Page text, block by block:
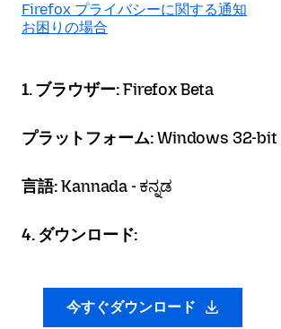
Firefox プライバシーに関する通知
お困りの場合
1. ブラウザー:Firefox Beta
プラットフォーム:Windows 32-bit
言語:Kannada - ಕನ್ನಡ
4. ダウンロード:
今すぐダウンロード